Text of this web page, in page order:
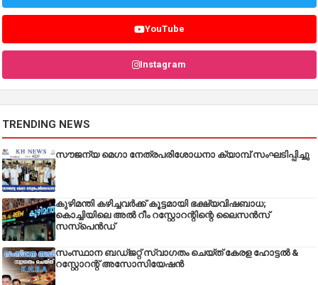
YouTube
Instagram
TRENDING NEWS
സൗജന്യ മെഗാ നേത്രപരിശോധനാ ക്യാമ്പ് സംഘടിപ്പിച്ചു
കുഴിമന്തി കഴിച്ചവർക്ക് കൂട്ടമായി ഭക്ഷ്യവിഷബാധ;
കൊച്ചിയിലെ അൽ റീം റസ്റ്റോറന്റിന്റെ ലൈസൻസ്
സസ്പെൻഡ്
സംസ്ഥാന ബഡ്‌ജറ്റ് സ്വാഗതം ചെയ്ത് കേരള ഹോട്ടൽ &
റസ്റ്റോറന്റ് അസോസിയേഷൻ